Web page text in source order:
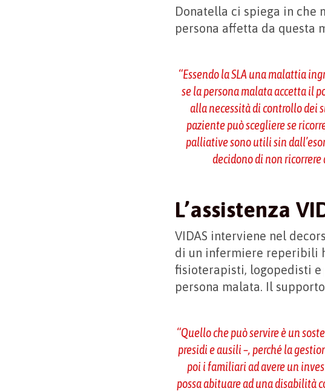
Donatella ci spiega in che
persona affetta da questa
“Essendo la SLA una malattia
se la persona malata accetta il
alla necessità di controllo dei
paziente può scegliere se
palliative sono utili sin
decidono di non
L’assistenza
VIDAS interviene nel
di un infermiere reperibili
fisioterapisti, logopedisti e
persona malata. Il
“Quello che può servire è un
presidi e ausili –, perché la
poi i familiari ad avere un
possa abituare ad una disabilità